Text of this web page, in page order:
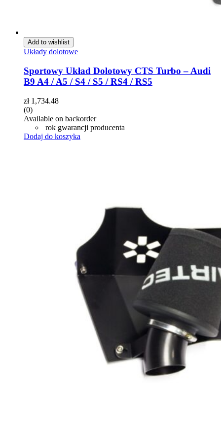
Add to wishlist
Układy dolotowe
Sportowy Układ Dolotowy CTS Turbo – Audi
B9 A4 / A5 / S4 / S5 / RS4 / RS5
zł1,734.48
(0)
Available on backorder
rok gwarancji producenta
Dodaj do koszyka